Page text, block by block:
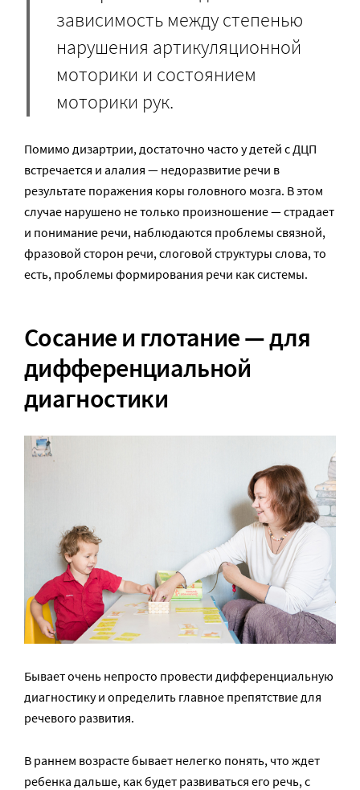
зависимость между степенью
нарушения артикуляционной
моторики и состоянием
моторики рук.
Помимо дизартрии, достаточно часто у детей с ДЦП
встречается и алалия — недоразвитие речи в
результате поражения коры головного мозга. В этом
случае нарушено не только произношение — страдает
и понимание речи, наблюдаются проблемы связной,
фразовой сторон речи, слоговой структуры слова, то
есть, проблемы формирования речи как системы.
Сосание и глотание — для
дифференциальной
диагностики
Бывает очень непросто провести дифференциальную
диагностику и определить главное препятствие для
речевого развития.
В раннем возрасте бывает нелегко понять, что ждет
ребенка дальше, как будет развиваться его речь, с